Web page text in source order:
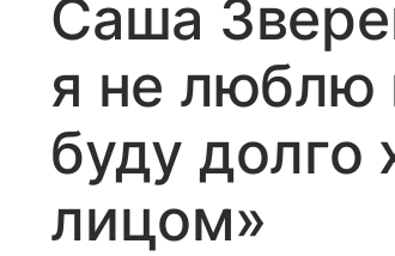
Саша
я не люблю
буду долго
лицом»